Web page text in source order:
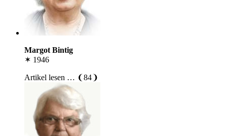
Margot Bintig
✶ 1946
Artikel lesen … ❨84❩